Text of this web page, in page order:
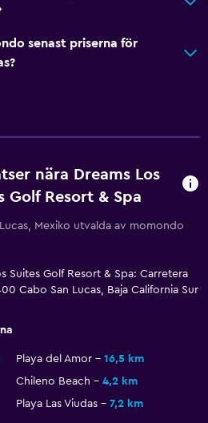
senast priserna för
nära Dreams Los
Golf Resort & Spa
Mexiko utvalda av momondo
Suites Golf Resort & Spa: Carretera
Cabo San Lucas, Baja California Sur
Playa del Amor
16,5 km
Chileno Beach
4,2 km
Playa Las Viudas 7,2 km